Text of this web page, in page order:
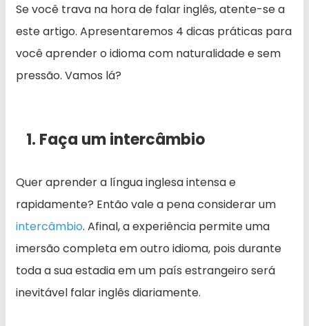
Se você trava na hora de falar inglês, atente-se a
este artigo. Apresentaremos 4 dicas práticas para
você aprender o idioma com naturalidade e sem
pressão. Vamos lá?
1. Faça um intercâmbio
Quer aprender a língua inglesa intensa e
rapidamente? Então vale a pena considerar um
intercâmbio. Afinal, a experiência permite uma
imersão completa em outro idioma, pois durante
toda a sua estadia em um país estrangeiro será
inevitável falar inglês diariamente.